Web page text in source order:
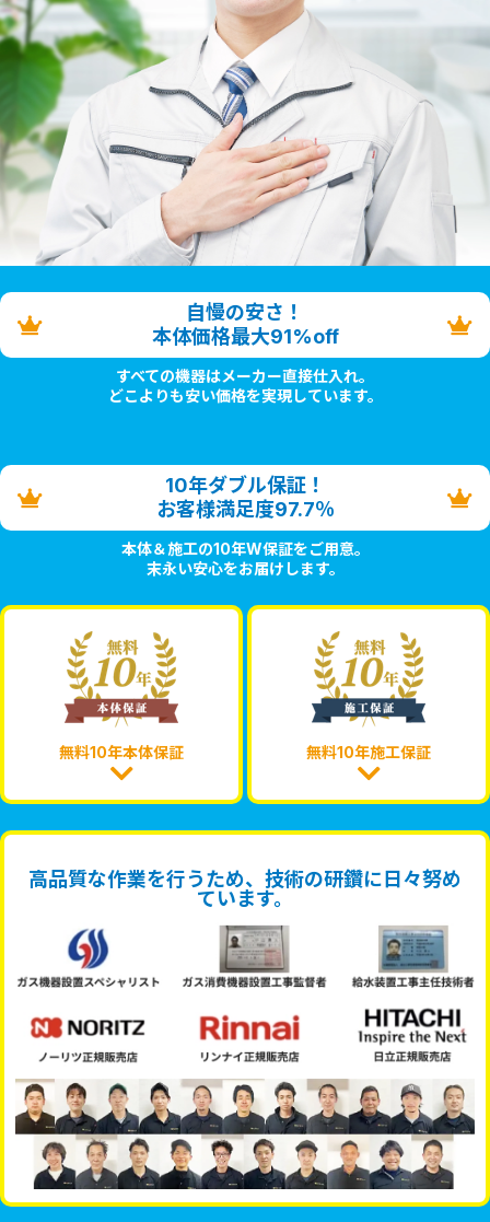
自慢の安さ！
本体価格最大91%off
すべての機器はメーカー直接仕入れ。
どこよりも安い価格を実現しています。
10年ダブル保証！
お客様満足度97.7％
本体＆施工の10年W保証をご用意。
末永い安心をお届けします。
無料10年本体保証 無料10年施工保証
高品質な作業を行うため、技術の研鑽に日々努め
ています。